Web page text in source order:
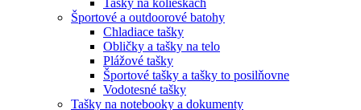
Tašky na kolieskach
Športové a outdoorové batohy
Chladiace tašky
Obličky a tašky na telo
Plážové tašky
Športové tašky a tašky to posilňovne
Vodotesné tašky
Tašky na notebooky a dokumenty